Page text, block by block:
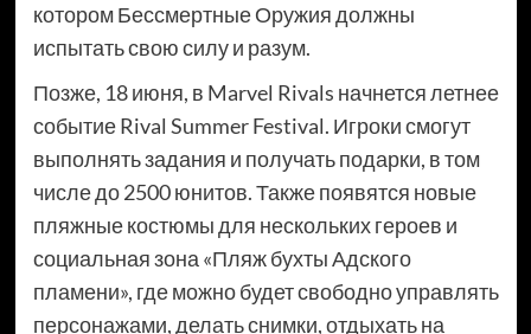
котором Бессмертные Оружия должны
испытать свою силу и разум.
Позже, 18 июня, в Marvel Rivals начнется летнее
событие Rival Summer Festival. Игроки смогут
выполнять задания и получать подарки, в том
числе до 2500 юнитов. Также появятся новые
пляжные костюмы для нескольких героев и
социальная зона «Пляж бухты Адского
пламени», где можно будет свободно управлять
персонажами, делать снимки, отдыхать на